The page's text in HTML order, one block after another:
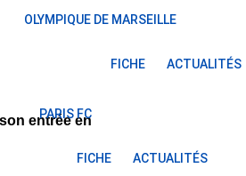
OLYMPIQUE DE MARSEILLE
FICHE ACTUALITÉS
PARIS FC
FICHE ACTUALITÉS
entrée en